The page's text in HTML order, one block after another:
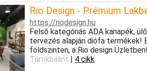
Rio Design - Prémium
https://riodesign.hu
Felső kategóriás ADA kanapék,
tervezés alapján diófa termékek!
földszinten, a Rio design Üzletben!
Törökbálint | 4 cikk